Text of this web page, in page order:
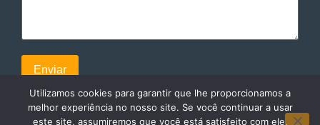
Utilizamos cookies para garantir que lhe proporcionamos a
melhor experiência no nosso site. Se você continuar a usar
este site, assumiremos que você está satisfeito com ele.